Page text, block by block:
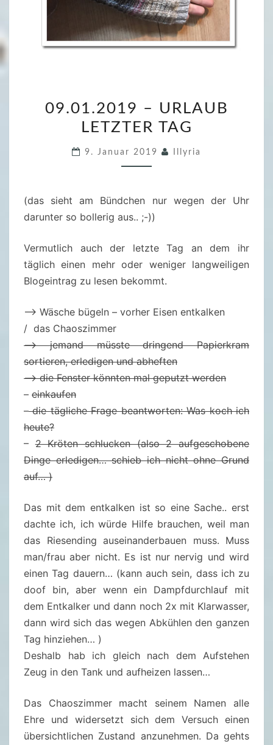
.
9
L
U
B
L
T
T
E
A
G
09.01.2019 – URLAUB
LETZTER TAG
9. Januar 2019 Illyria
(das sieht am Bündchen nur wegen der Uhr
darunter so bollerig aus.. ;-))
Vermutlich auch der letzte Tag an dem ihr
täglich einen mehr oder weniger langweiligen
Blogeintrag zu lesen bekommt.
–> Wäsche bügeln – vorher Eisen entkalken
/ das Chaoszimmer
–> jemand müsste dringend Papierkram
sortieren, erledigen und abheften
–> die Fenster könnten mal geputzt werden
– einkaufen
–die tägliche Frage beantworten: Was koch ich
heute?
–2 Kröten schlucken (also 2 aufgeschobene
Dinge erledigen… schieb ich nicht ohne Grund
auf… )
Das mit dem entkalken ist so eine Sache.. erst
dachte ich, ich würde Hilfe brauchen, weil man
das Riesending auseinanderbauen muss. Muss
man/frau aber nicht. Es ist nur nervig und wird
einen Tag dauern… (kann auch sein, dass ich zu
doof bin, aber wenn ein Dampfdurchlauf mit
dem Entkalker und dann noch 2x mit Klarwasser,
dann wird sich das wegen Abkühlen den ganzen
Tag hinziehen… )
Deshalb hab ich gleich nach dem Aufstehen
Zeug in den Tank und aufheizen lassen…
Das Chaoszimmer macht seinem Namen alle
Ehre und widersetzt sich dem Versuch einen
übersichtlichen Zustand anzunehmen. Da gehts